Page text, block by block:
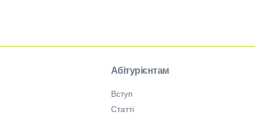
Абітурієнтам
Вступ
Статті